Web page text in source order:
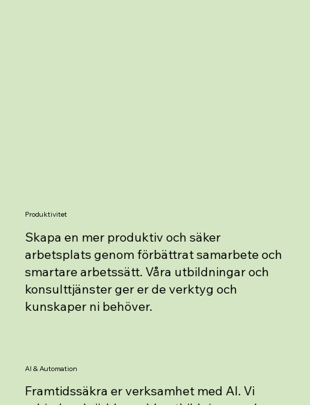
Skapa en mer produktiv och säker
arbetsplats genom förbättrat samarbete och
smartare arbetssätt. Våra utbildningar och
konsulttjänster ger er de verktyg och
kunskaper ni behöver.
Produktivitet
Framtidssäkra er verksamhet med AI. Vi
AI & Automation